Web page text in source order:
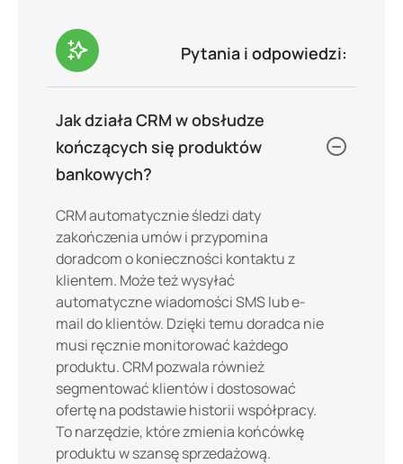
Pytania i odpowiedzi:
Jak działa CRM w obsłudze
kończących się produktów
bankowych?
CRM automatycznie śledzi daty
zakończenia umów i przypomina
doradcom o konieczności kontaktu z
klientem. Może też wysyłać
automatyczne wiadomości SMS lub e-
mail do klientów. Dzięki temu doradca nie
musi ręcznie monitorować każdego
produktu. CRM pozwala również
segmentować klientów i dostosować
ofertę na podstawie historii współpracy.
To narzędzie, które zmienia końcówkę
produktu w szansę sprzedażową.